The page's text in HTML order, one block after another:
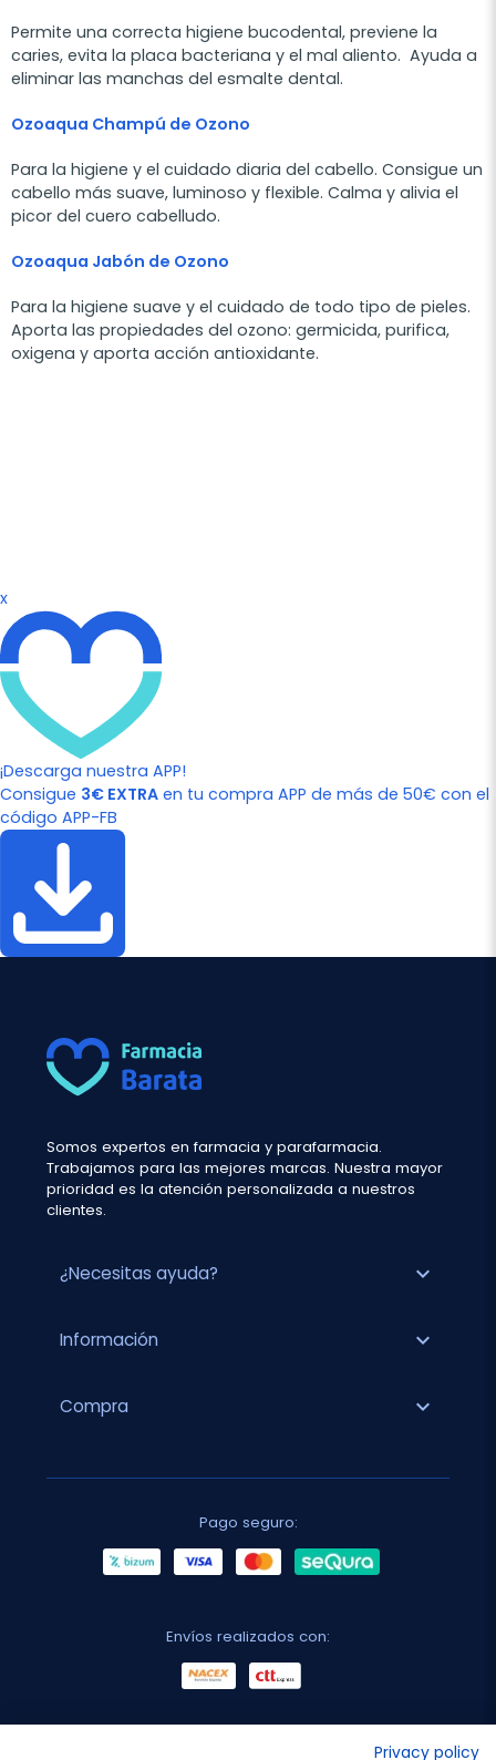
Permite una correcta higiene bucodental, previene la
caries, evita la placa bacteriana y el mal aliento. Ayuda a
eliminar las manchas del esmalte dental.
Ozoaqua Champú de Ozono
Para la higiene y el cuidado diaria del cabello. Consigue un
cabello más suave, luminoso y flexible. Calma y alivia el
picor del cuero cabelludo.
Ozoaqua Jabón de Ozono
Para la higiene suave y el cuidado de todo tipo de pieles.
Aporta las propiedades del ozono: germicida, purifica,
oxigena y aporta acción antioxidante.
x
¡Descarga nuestra APP!
Consigue 3€ EXTRA en tu compra APP de más de 50€ con el
código APP-FB
Somos expertos en farmacia y parafarmacia.
Trabajamos para las mejores marcas. Nuestra mayor
prioridad es la atención personalizada a nuestros
clientes.
¿Necesitas ayuda? expand_more
Información expand_more
Compra expand_more
Pago seguro:
Envíos realizados con:
Privacy policy